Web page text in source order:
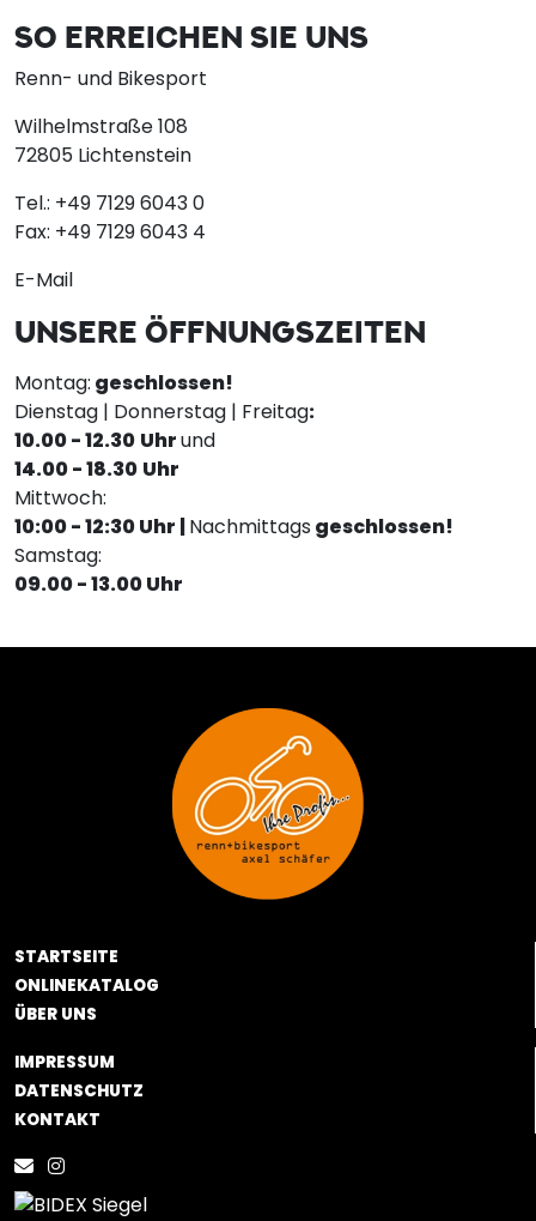
SO ERREICHEN SIE UNS
Renn- und Bikesport
Wilhelmstraße 108
72805 Lichtenstein
Tel.: +49 7129 6043 0
Fax: +49 7129 6043 4
E-Mail
UNSERE ÖFFNUNGSZEITEN
Montag: geschlossen!
Dienstag | Donnerstag | Freitag:
10.00 - 12.30 Uhrund
14.00 - 18.30 Uhr
Mittwoch:
10:00 - 12:30 Uhr |Nachmittags geschlossen!
Samstag:
09.00 - 13.00 Uhr
STARTSEITE
ONLINEKATALOG
ÜBER UNS
IMPRESSUM
DATENSCHUTZ
KONTAKT